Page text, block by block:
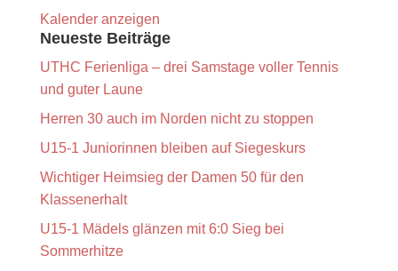
Kalender anzeigen
Neueste Beiträge
UTHC Ferienliga – drei Samstage voller Tennis
und guter Laune
Herren 30 auch im Norden nicht zu stoppen
U15-1 Juniorinnen bleiben auf Siegeskurs
Wichtiger Heimsieg der Damen 50 für den
Klassenerhalt
U15-1 Mädels glänzen mit 6:0 Sieg bei
Sommerhitze